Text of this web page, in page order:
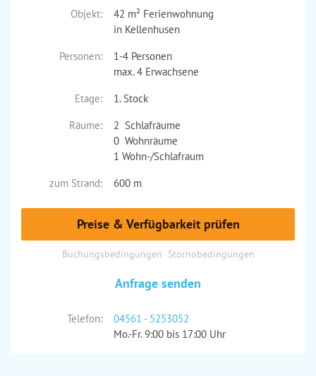
Objekt:
42 m² Ferienwohnung
in Kellenhusen
Personen:
1-4 Personen
max. 4 Erwachsene
Etage:
1. Stock
Räume:
2 Schlafräume
0 Wohnräume
1 Wohn-/Schlafraum
zum Strand:
600 m
Preise & Verfügbarkeit prüfen
Buchungsbedingungen Stornobedingungen
Anfrage senden
Telefon:
04561 - 5253052
Mo.-Fr. 9:00 bis 17:00 Uhr